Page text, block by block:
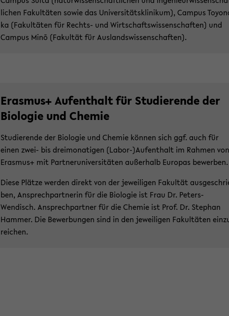
li­chen Fa­kul­tä­ten sowie das Uni­ver­si­täts­kli­ni­kum), Cam­pus
ka (Fa­kul­tä­ten für Rechts-​ und Wirt­schafts­wis­sen­schaf­ten) und
Cam­pus Minō (Fa­kul­tät für Aus­lands­wis­sen­schaf­ten).
Eras­mus+ Auf­ent­halt für Stu­die­ren­de der
Bio­lo­gie und Che­mie
Stu­die­ren­de der Bio­lo­gie und Che­mie kön­nen sich ggf. auch für
einen zwei- bis drei­mo­na­ti­gen (Labor-​)Auf­ent­halt im Rah­men von
Eras­mus+ mit Part­ner­uni­ver­si­tä­ten au­ßer­halb Eu­ro­pas be­wer­ben.
Diese Plät­ze wer­den di­rekt von der je­wei­li­gen Fa­kul­tät
ben, An­sprech­part­ne­rin für die Bio­lo­gie ist Frau Dr. Peters-​
Wendisch. An­sprech­part­ner für die Che­mie ist Prof. Dr. Ste­phan
Ham­mer. Die Be­wer­bun­gen sind in den je­wei­li­gen Fa­kul­tä­ten
rei­chen.